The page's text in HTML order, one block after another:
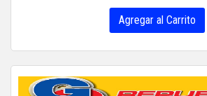
Agregar al Carrito